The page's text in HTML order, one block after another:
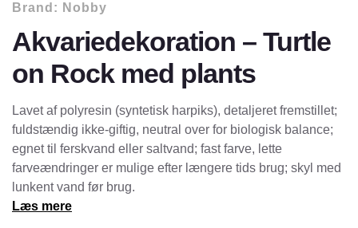
Brand: Nobby
Akvariedekoration – Turtle
on Rock med plants
Lavet af polyresin (syntetisk harpiks), detaljeret fremstillet;
fuldstændig ikke-giftig, neutral over for biologisk balance;
egnet til ferskvand eller saltvand; fast farve, lette
farveændringer er mulige efter længere tids brug; skyl med
lunkent vand før brug.
Læs mere